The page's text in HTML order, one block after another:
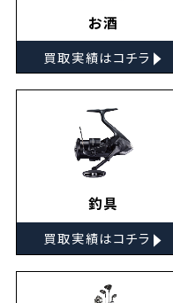
お酒
買取実績はコチラ ▸
釣具
買取実績はコチラ ▸